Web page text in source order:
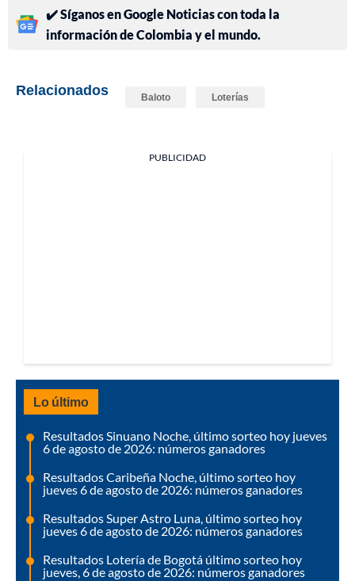
✔️ Síganos en Google Noticias con toda la
información de Colombia y el mundo.
Relacionados Baloto Loterías
PUBLICIDAD
Lo último
Resultados Sinuano Noche, último sorteo hoy jueves
6 de agosto de 2026: números ganadores
Resultados Caribeña Noche, último sorteo hoy
jueves 6 de agosto de 2026: números ganadores
Resultados Super Astro Luna, último sorteo hoy
jueves 6 de agosto de 2026: números ganadores
Resultados Lotería de Bogotá último sorteo hoy
jueves, 6 de agosto de 2026: números ganadores